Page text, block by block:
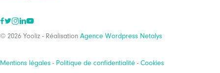
© 2026 Yooliz - Réalisation Agence Wordpress Netalys
Mentions légales - Politique de confidentialité - Cookies